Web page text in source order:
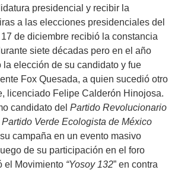
presidencial y recibir la
a las elecciones presidenciales del
de diciembre recibió la constancia
siete décadas pero en el año
la elección de su candidato y fue
Fox Quesada, a quien sucedió otro
licenciado Felipe Calderón Hinojosa.
candidato del Partido Revolucionario
Partido Verde Ecologista de México
campaña en un evento masivo
de su participación en el foro
el Movimiento “Yosoy 132” en contra